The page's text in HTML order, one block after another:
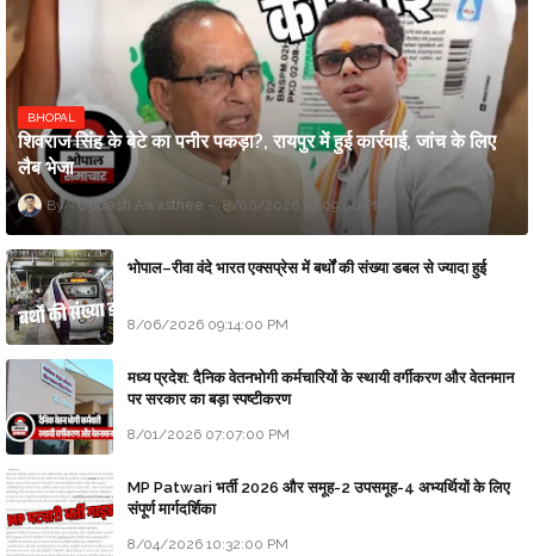
BHOPAL
शिवराज सिंह के बेटे का पनीर पकड़ा?, रायपुर में हुई कार्रवाई, जांच के लिए
लैब भेजा
Updesh Awasthee 8/06/2026 10:09:00 PM
भोपाल–रीवा वंदे भारत एक्सप्रेस में बर्थों की संख्या डबल से ज्यादा हुई
8/06/2026 09:14:00 PM
मध्य प्रदेश: दैनिक वेतनभोगी कर्मचारियों के स्थायी वर्गीकरण और वेतनमान
पर सरकार का बड़ा स्पष्टीकरण
8/01/2026 07:07:00 PM
MP Patwari भर्ती 2026 और समूह-2 उपसमूह-4 अभ्यर्थियों के लिए
संपूर्ण मार्गदर्शिका
8/04/2026 10:32:00 PM